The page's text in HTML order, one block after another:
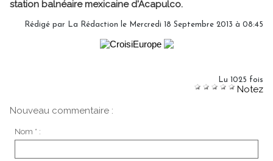
station balnéaire mexicaine d'Acapulco.
Rédigé par La Rédaction le Mercredi 18 Septembre 2013 à 08:45
Lu 1025 fois
Notez
Nouveau commentaire :
Nom * :